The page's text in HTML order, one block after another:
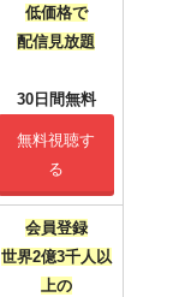
低価格で
配信見放題
30日間無料
無料視聴す
る
会員登録
世界2億3千人以
上の